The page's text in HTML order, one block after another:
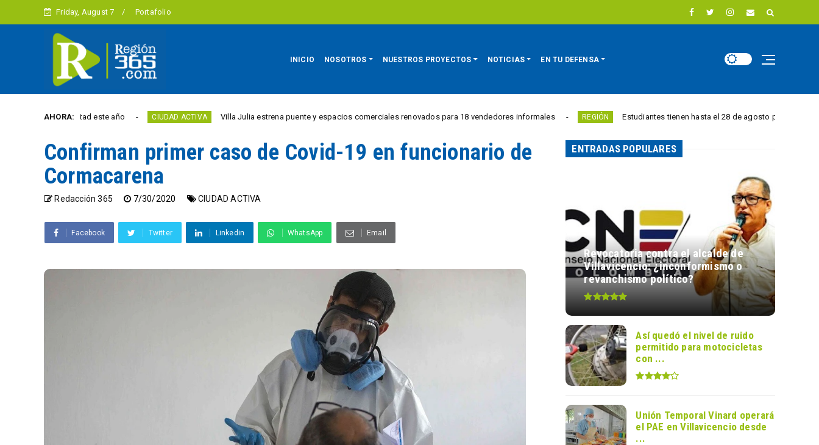
Friday, August 7 Portafolio
INICIO NOSOTROS NUESTROS PROYECTOS NOTICIAS EN TU DEFENSA
AHORA:
la libertad este año CIUDAD ACTIVA Villa Julia estrena puente y espacios comerciales renovados para 18 vendedores informales REGIÓN Estudiantes tienen hasta el 28 de agosto para competir por
Confirman primer caso de Covid-19 en funcionario de
Cormacarena
Redacción 365 7/30/2020 CIUDAD ACTIVA
Facebook Twitter Linkedin WhatsApp Email
ENTRADAS POPULARES
Revocatoria contra el alcalde de
Villavicencio: ¿inconformismo o
revanchismo político?
Así quedó el nivel de ruido
permitido para motocicletas
con ...
Unión Temporal Vinard operará
el PAE en Villavicencio desde
...